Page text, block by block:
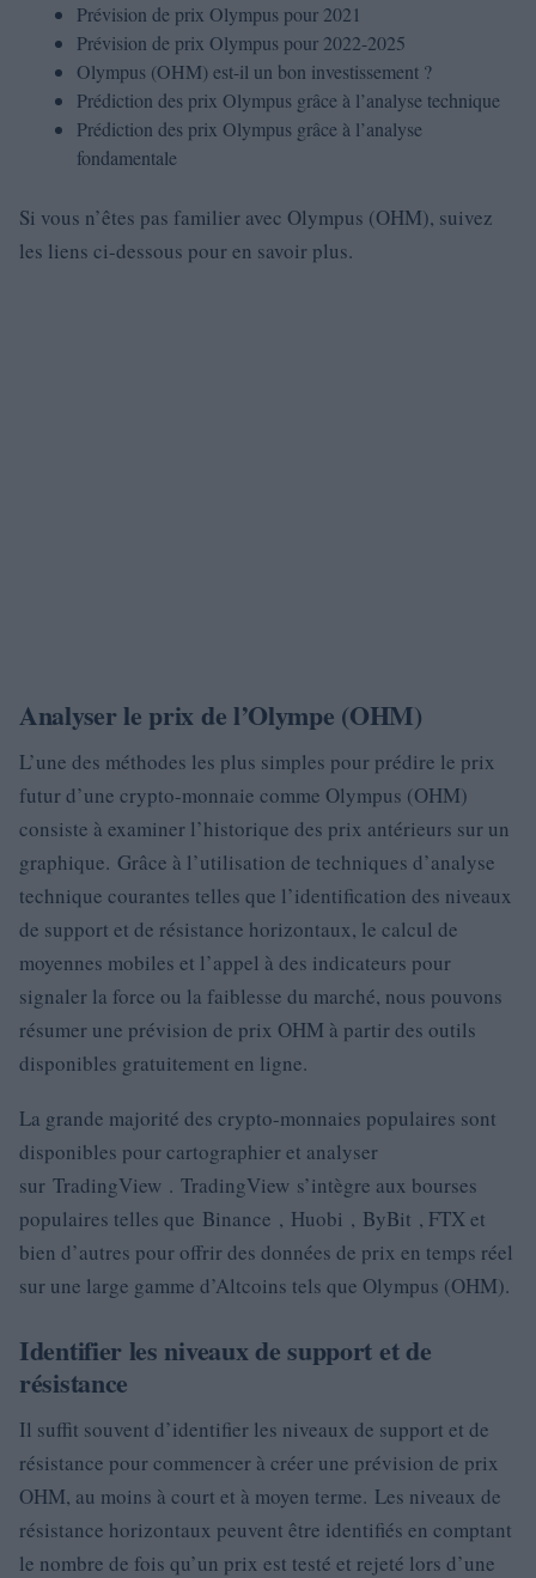
Prévision de prix Olympus pour 2021
Prévision de prix Olympus pour 2022-2025
Olympus (OHM) est-il un bon investissement ?
Prédiction des prix Olympus grâce à l’analyse technique
Prédiction des prix Olympus grâce à l’analyse
fondamentale
Si vous n’êtes pas familier avec Olympus (OHM), suivez
les liens ci-dessous pour en savoir plus.
Analyser le prix de l’Olympe (OHM)
L’une des méthodes les plus simples pour prédire le prix
futur d’une crypto-monnaie comme Olympus (OHM)
consiste à examiner l’historique des prix antérieurs sur un
graphique. Grâce à l’utilisation de techniques d’analyse
technique courantes telles que l’identification des niveaux
de support et de résistance horizontaux, le calcul de
moyennes mobiles et l’appel à des indicateurs pour
signaler la force ou la faiblesse du marché, nous pouvons
résumer une prévision de prix OHM à partir des outils
disponibles gratuitement en ligne.
La grande majorité des crypto-monnaies populaires sont
disponibles pour cartographier et analyser
sur TradingView . TradingView s’intègre aux bourses
populaires telles que Binance , Huobi , ByBit , FTX et
bien d’autres pour offrir des données de prix en temps réel
sur une large gamme d’Altcoins tels que Olympus (OHM).
Identifier les niveaux de support et de
résistance
Il suffit souvent d’identifier les niveaux de support et de
résistance pour commencer à créer une prévision de prix
OHM, au moins à court et à moyen terme. Les niveaux de
résistance horizontaux peuvent être identifiés en comptant
le nombre de fois qu’un prix est testé et rejeté lors d’une